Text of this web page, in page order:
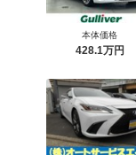
本体価格
428.1万円